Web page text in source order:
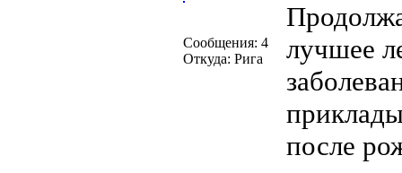
Сообщения: 4
Откуда: Рига
лучшее
после